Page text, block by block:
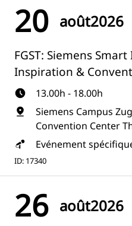
20 août2026
FGST: Siemens
Inspiration &
13.00h - 18.00h
Siemens Campus
Convention Center
Evénement
ID: 17340
26 août2026